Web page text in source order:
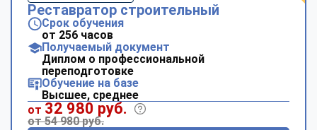
Реставратор строительный
Срок обучения
от 256 часов
Получаемый документ
Диплом о профессиональной
переподготовке
Обучение на базе
Высшее, среднее
от 32 980 руб.
от 54 980 руб.